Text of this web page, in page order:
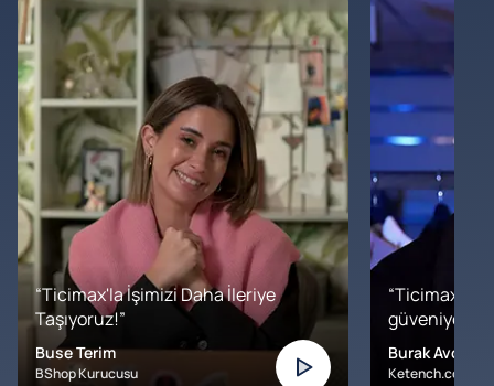
“Ticimax'la İşimizi Daha İleriye
Taşıyoruz!”
Buse Terim
BShop Kurucusu
“Ticimax'a
Burak Avcılar
Ketench.com –